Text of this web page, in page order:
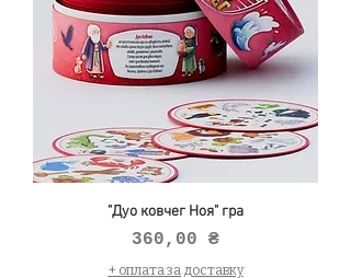
"Дуо ковчег Ноя" гра
Ціна
360,00 ₴
+ оплата за доставку